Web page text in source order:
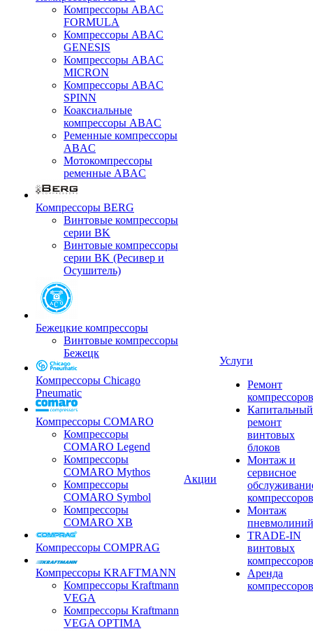
Компрессоры ABAC
FORMULA
Компрессоры ABAC
GENESIS
Компрессоры ABAC
MICRON
Компрессоры ABAC
SPINN
Коаксиальные
компрессоры ABAC
Ременные компрессоры
ABAC
Мотокомпрессоры
ременные ABAC
Компрессоры BERG
Винтовые компрессоры
серии BK
Винтовые компрессоры
серии BK (Ресивер и
Осушитель)
Бежецкие компрессоры
Винтовые компрессоры
Бежецк
Компрессоры Chicago
Pneumatic
Компрессоры COMARO
Компрессоры
COMARO Legend
Компрессоры
COMARO Mythos
Компрессоры
COMARO Symbol
Компрессоры
COMARO XB
Компрессоры COMPRAG
Компрессоры KRAFTMANN
Компрессоры Kraftmann
VEGA
Компрессоры Kraftmann
VEGA OPTIMA
Акции
Услуги
Ремонт
компрессоров
Капитальный
ремонт
винтовых
блоков
Монтаж и
сервисное
компрессоров
Монтаж
пневмолиний
TRADE-IN
винтовых
компрессоров
Аренда
компрессоров